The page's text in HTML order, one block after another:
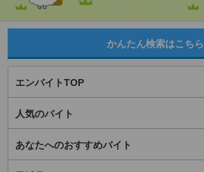
かんたん検索はこちら
エンバイトTOP
人気のバイト
あなたへのおすすめバイト